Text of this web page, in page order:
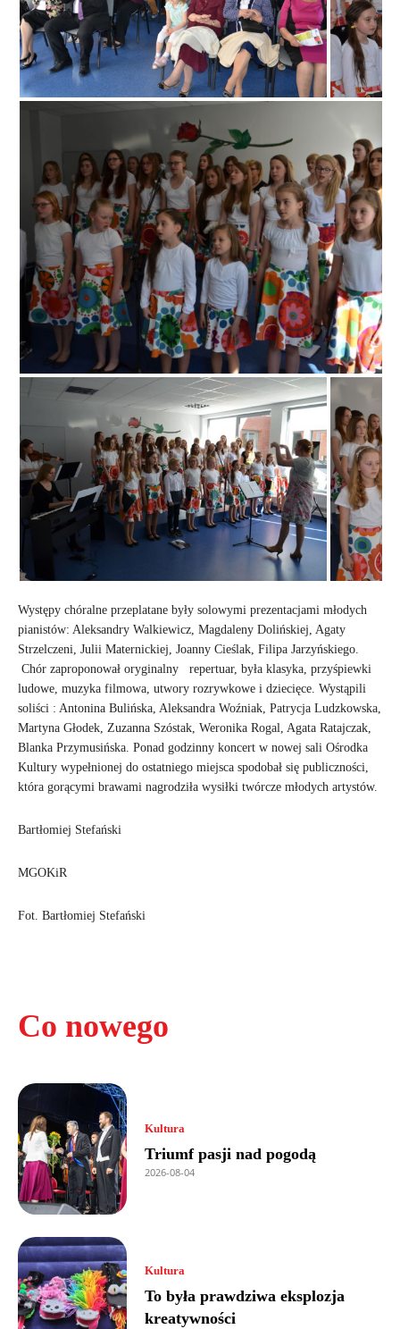
Co nowego
Kultura
Triumf pasji nad pogodą
2026-08-04
Kultura
To była prawdziwa eksplozja
kreatywności
Występy chóralne przeplatane były solowymi prezentacjami młodych
pianistów: Aleksandry Walkiewicz, Magdaleny Dolińskiej, Agaty
Strzelczeni, Julii Maternickiej, Joanny Cieślak, Filipa Jarzyńskiego.
Chór zaproponował oryginalny repertuar, była klasyka, przyśpiewki
ludowe, muzyka filmowa, utwory rozrywkowe i dziecięce. Wystąpili
soliści : Antonina Bulińska, Aleksandra Woźniak, Patrycja Ludzkowska,
Martyna Głodek, Zuzanna Szóstak, Weronika Rogal, Agata Ratajczak,
Blanka Przymusińska. Ponad godzinny koncert w nowej sali Ośrodka
Kultury wypełnionej do ostatniego miejsca spodobał się publiczności,
która gorącymi brawami nagrodziła wysiłki twórcze młodych artystów.
Bartłomiej Stefański
MGOKiR
Fot. Bartłomiej Stefański